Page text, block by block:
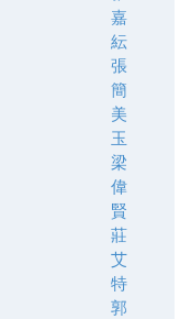
嘉
紜
張
簡
美
玉
梁
偉
賢
莊
艾
特
郭